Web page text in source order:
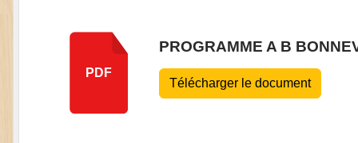
PDF
PROGRAMME A B
Télécharger le document